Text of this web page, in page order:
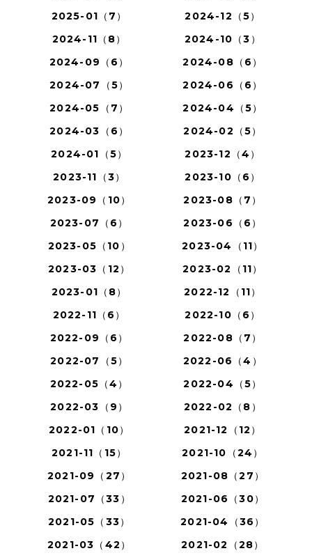
2025-01（7）
2024-12（5）
2024-11（8）
2024-10（3）
2024-09（6）
2024-08（6）
2024-07（5）
2024-06（6）
2024-05（7）
2024-04（5）
2024-03（6）
2024-02（5）
2024-01（5）
2023-12（4）
2023-11（3）
2023-10（6）
2023-09（10）
2023-08（7）
2023-07（6）
2023-06（6）
2023-05（10）
2023-04（11）
2023-03（12）
2023-02（11）
2023-01（8）
2022-12（11）
2022-11（6）
2022-10（6）
2022-09（6）
2022-08（7）
2022-07（5）
2022-06（4）
2022-05（4）
2022-04（5）
2022-03（9）
2022-02（8）
2022-01（10）
2021-12（12）
2021-11（15）
2021-10（24）
2021-09（27）
2021-08（27）
2021-07（33）
2021-06（30）
2021-05（33）
2021-04（36）
2021-03（42）
2021-02（28）